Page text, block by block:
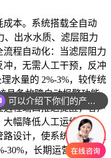
本。系统搭载全自动
、出水水质、滤层阻力
流程自动化：当滤层阻力
，无需人工干预，反冲
水量的 2%-3%，较传统
具备故障自动报警功能
远程端口推送提醒，客户
幅降低人工运维压力。
设计，使系统单位处理
30%，长期运营成本优
可以介绍下你们的产品么